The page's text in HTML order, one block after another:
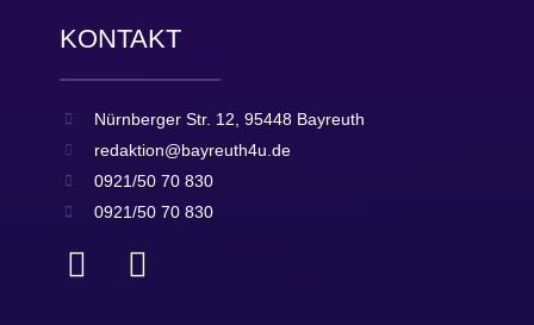
KONTAKT
Nürnberger Str. 12, 95448 Bayreuth
redaktion@bayreuth4u.de
0921/50 70 830
0921/50 70 830